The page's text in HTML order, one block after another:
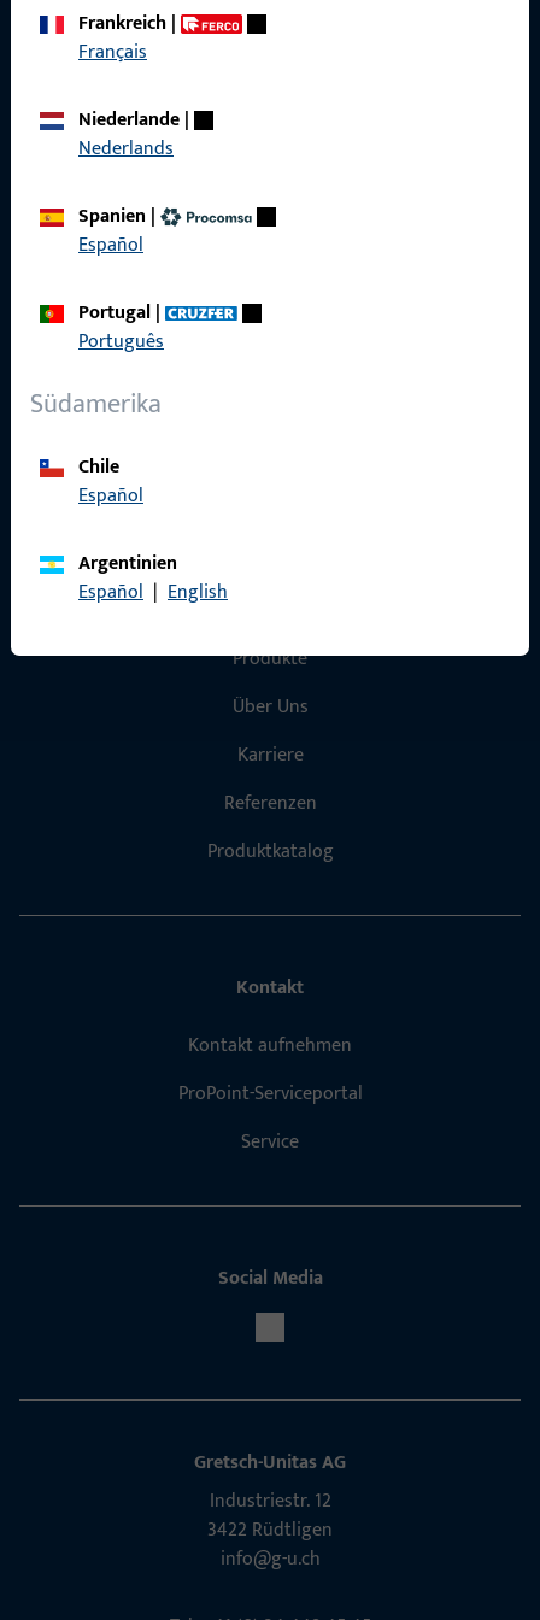
zuverlässig.Frankreich|
Français
Niederlande|
Nederlands
Spanien |
Español
Portugal|
Português
Südamerika
Chile
Español
Argentinien
Español | English
Allgemeines
Schnelleinstieg
Produkte
Über Uns
Karriere
Referenzen
Produktkatalog
Kontakt
Kontakt aufnehmen
ProPoint-Serviceportal
Service
Social Media
Gretsch-Unitas AG
Indu­s­triestr. 12
3422 Rüdt­ligen
info@g-u.ch